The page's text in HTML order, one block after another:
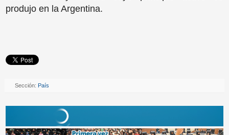
produjo en la Argentina.
Sección: País